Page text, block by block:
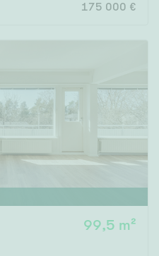
175 000 €
99,5 m²